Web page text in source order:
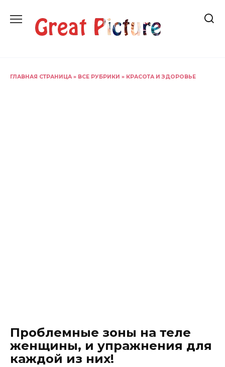
содержанию
ГЛАВНАЯ СТРАНИЦА » ВСЕ РУБРИКИ » КРАСОТА И ЗДОРОВЬЕ
Проблемные зоны на теле
женщины, и упражнения для
каждой из них!